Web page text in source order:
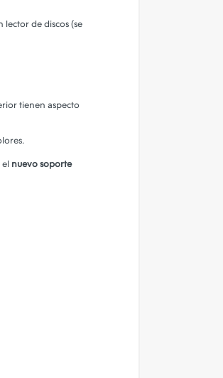
lector de discos (se
tienen aspecto
el nuevo soporte